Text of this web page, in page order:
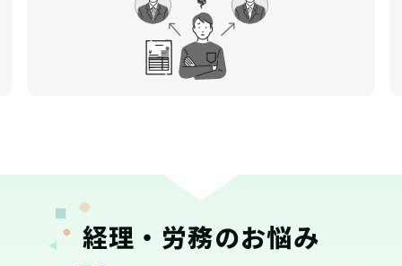
経理・労務のお悩み